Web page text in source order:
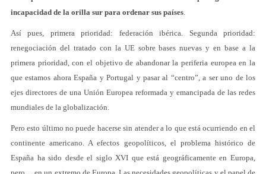
incapacidad de la orilla sur para ordenar sus países.
Así pues, primera prioridad: federación ibérica. Segunda prioridad:
renegociación del tratado con la UE sobre bases nuevas y en base a la
primera prioridad, con el objetivo de abandonar la periferia europea en la
que estamos ahora España y Portugal y pasar al “centro”, a ser uno de los
ejes directores de una Unión Europea reformada y emancipada de las redes
mundiales de la globalización.
Pero esto último no puede hacerse sin atender a lo que está ocurriendo en el
continente americano. A efectos geopolíticos, el problema histórico de
España ha sido desde el siglo XVI que está geográficamente en Europa,